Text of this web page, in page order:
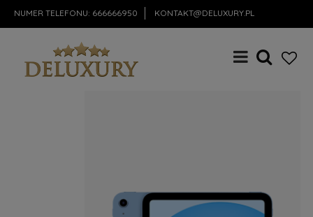
NUMER TELEFONU: 666666950 KONTAKT@DELUXURY.PL